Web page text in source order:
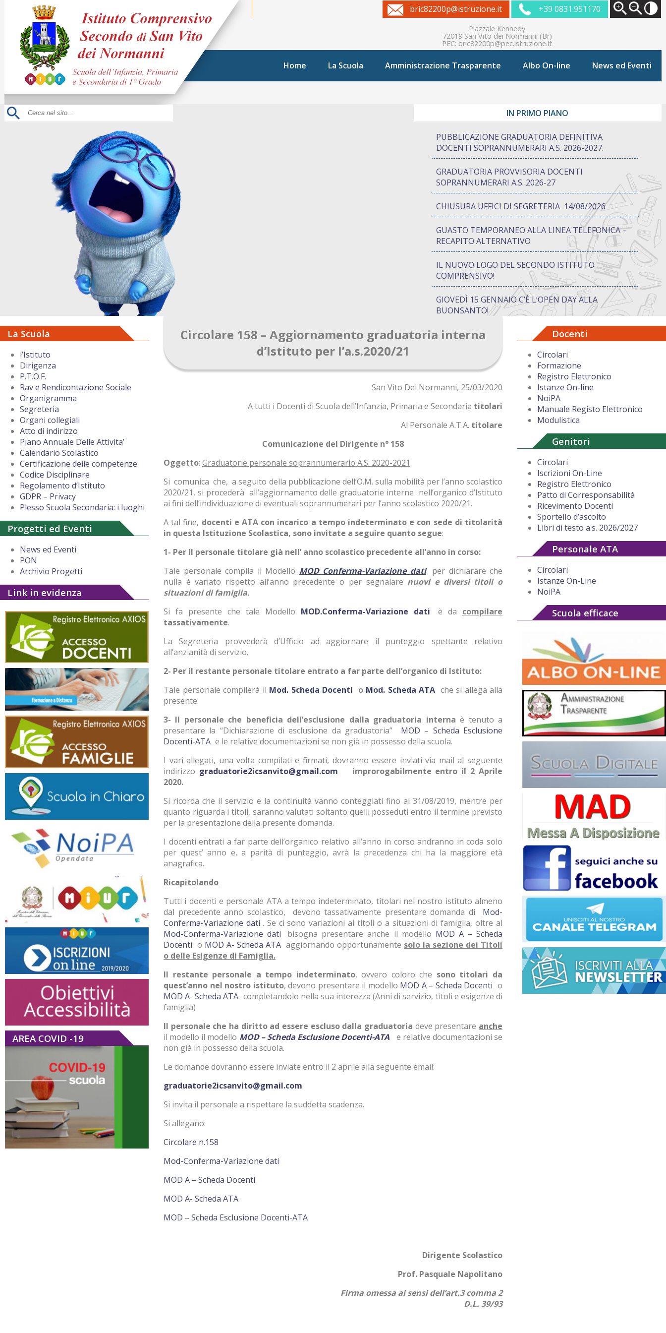
bric82200p@istruzione.it +39 0831.951170
Piazzale Kennedy
72019 San Vito dei Normanni (Br)
PEC: bric82200p@pec.istruzione.it
Home La Scuola Amministrazione Trasparente Albo On-line News ed Eventi
IN PRIMO PIANO
PUBBLICAZIONE GRADUATORIA DEFINITIVA
DOCENTI SOPRANNUMERARI A.S. 2026-2027.
GRADUATORIA PROVVISORIA DOCENTI
SOPRANNUMERARI A.S. 2026-27
CHIUSURA UFFICI DI SEGRETERIA 14/08/2026
GUASTO TEMPORANEO ALLA LINEA TELEFONICA –
RECAPITO ALTERNATIVO
IL NUOVO LOGO DEL SECONDO ISTITUTO
COMPRENSIVO!
GIOVEDÌ 15 GENNAIO C’È L’OPEN DAY ALLA
BUONSANTO!
PON “ATTIVA…MENTE” TRA CREATIVITÀ E GIOCO:
AUGURI DI BUON NATALE DAL DIRIGENTE
La Scuola
l’Istituto
Dirigenza
P.T.O.F.
Rav e Rendicontazione Sociale
Organigramma
Segreteria
Organi collegiali
Atto di indirizzo
Piano Annuale Delle Attivita’
Calendario Scolastico
Certificazione delle competenze
Codice Disciplinare
Regolamento d’Istituto
GDPR – Privacy
Plesso Scuola Secondaria: i luoghi
Progetti ed Eventi
News ed Eventi
PON
Archivio Progetti
Link in evidenza
AREA COVID -19
Circolare 158 – Aggiornamento graduatoria interna
d’Istituto per l’a.s.2020/21
San Vito Dei Normanni, 25/03/2020
A tutti i Docenti di Scuola dell’Infanzia, Primaria e Secondaria titolari
Al Personale A.T.A. titolare
Comunicazione del Dirigente n° 158
Oggetto: Graduatorie personale soprannumerario A.S. 2020-2021
Si comunica che, a seguito della pubblicazione dell’O.M. sulla mobilità per l’anno scolastico
2020/21, si procederà all’aggiornamento delle graduatorie interne nell’organico d’Istituto
ai fini dell’individuazione di eventuali soprannumerari per l’anno scolastico 2020/21.
A tal fine, docenti e ATA con incarico a tempo indeterminato e con sede di titolarità
in questa Istituzione Scolastica, sono invitate a seguire quanto segue:
1- Per Il personale titolare già nell’ anno scolastico precedente all’anno in corso:
Tale personale compila il Modello MOD Conferma-Variazione dati
per dichiarare che
nulla è variato rispetto all’anno precedente o per segnalare nuovi e diversi titoli o
situazioni di famiglia.
Si fa presente che tale Modello MOD.Conferma-Variazione dati è da compilare
tassativamente.
La Segreteria provvederà d’Ufficio ad aggiornare il punteggio spettante relativo
all’anzianità di servizio.
2- Per il restante personale titolare entrato a far parte dell’organico di Istituto:
Tale personale compilerà il Mod. Scheda Docenti o Mod. Scheda ATA che si allega alla
presente.
3- Il personale che beneficia dell’esclusione dalla graduatoria internaè tenuto a
presentare la “Dichiarazione di esclusione da graduatoria” MOD – Scheda Esclusione
Docenti-ATA e le relative documentazioni se non già in possesso della scuola.
I vari allegati, una volta compilati e firmati, dovranno essere inviati via mail al seguente
indirizzo graduatorie2icsanvito@gmail.com
improrogabilmente entro il 2 Aprile
2020.
Si ricorda che il servizio e la continuità vanno conteggiati fino al 31/08/2019, mentre per
quanto riguarda i titoli, saranno valutati soltanto quelli posseduti entro il termine previsto
per la presentazione della presente domanda.
I docenti entrati a far parte dell’organico relativo all’anno in corso andranno in coda solo
per quest’ anno e, a parità di punteggio, avrà la precedenza chi ha la maggiore età
anagrafica.
Ricapitolando
Tutti i docenti e personale ATA a tempo indeterminato, titolari nel nostro istituto almeno
dal precedente anno scolastico, devono tassativamente presentare domanda di Mod-
Conferma-Variazione dati . Se ci sono variazioni ai titoli o a situazioni di famiglia, oltre al
Mod-Conferma-Variazione dati
bisogna presentare anche il modello MOD A – Scheda
Docenti o MOD A- Scheda ATA aggiornando opportunamente solo la sezione dei Titoli
o delle Esigenze di Famiglia.
Il restante personale a tempo indeterminato, ovvero coloro che sono titolari da
quest’anno nel nostro istituto, devono presentare il modello MOD A – Scheda Docenti o
MOD A- Scheda ATA completandolo nella sua interezza (Anni di servizio, titoli e esigenze di
famiglia)
Il personale che ha diritto ad essere escluso dalla graduatoria deve presentare anche
il modello il modello MOD – Scheda Esclusione Docenti-ATA
e relative documentazioni se
non già in possesso della scuola.
Le domande dovranno essere inviate entro il 2 aprile alla seguente email:
graduatorie2icsanvito@gmail.com
Si invita il personale a rispettare la suddetta scadenza.
Si allegano:
Circolare n.158
Mod-Conferma-Variazione dati
MOD A – Scheda Docenti
MOD A- Scheda ATA
MOD – Scheda Esclusione Docenti-ATA
Dirigente Scolastico
Prof. Pasquale Napolitano
Firma omessa ai sensi dell’art.3 comma 2
D.L. 39/93
Docenti
Circolari
Formazione
Registro Elettronico
Istanze On-line
NoiPA
Manuale Registo Elettronico
Modulistica
Genitori
Circolari
Iscrizioni On-Line
Registro Elettronico
Patto di Corresponsabilità
Ricevimento Docenti
Sportello d’ascolto
Libri di testo a.s. 2026/2027
Personale ATA
Circolari
Istanze On-Line
NoiPA
Scuola efficace